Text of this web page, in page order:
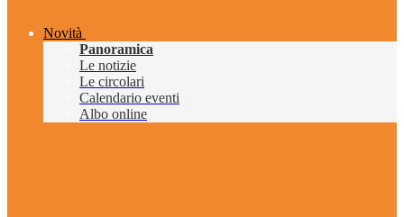
Novità
Panoramica
Le notizie
Le circolari
Calendario eventi
Albo online